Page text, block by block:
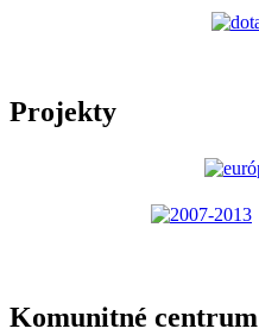
Projekty
Komunitné centrum